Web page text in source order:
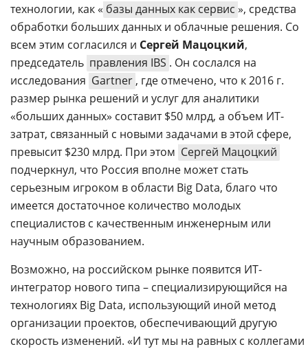
технологии, как « базы данных как сервис », средства
обработки больших данных и облачные решения. Со
всем этим согласился и Сергей Мацоцкий,
председатель правления IBS . Он сослался на
исследования Gartner , где отмечено, что к 2016 г.
размер рынка решений и услуг для аналитики
«больших данных» составит $50 млрд, а объем ИТ-
затрат, связанный с новыми задачами в этой сфере,
превысит $230 млрд. При этом Сергей Мацоцкий
подчеркнул, что Россия вполне может стать
серьезным игроком в области Big Data, благо что
имеется достаточное количество молодых
специалистов с качественным инженерным или
научным образованием.
Возможно, на российском рынке появится ИТ-
интегратор нового типа – специализирующийся на
технологиях Big Data, использующий иной метод
организации проектов, обеспечивающий другую
скорость изменений. «И тут мы на равных с коллегами